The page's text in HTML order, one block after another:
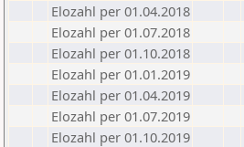
Elozahl per 01.04.2018
Elozahl per 01.07.2018
Elozahl per 01.10.2018
Elozahl per 01.01.2019
Elozahl per 01.04.2019
Elozahl per 01.07.2019
Elozahl per 01.10.2019